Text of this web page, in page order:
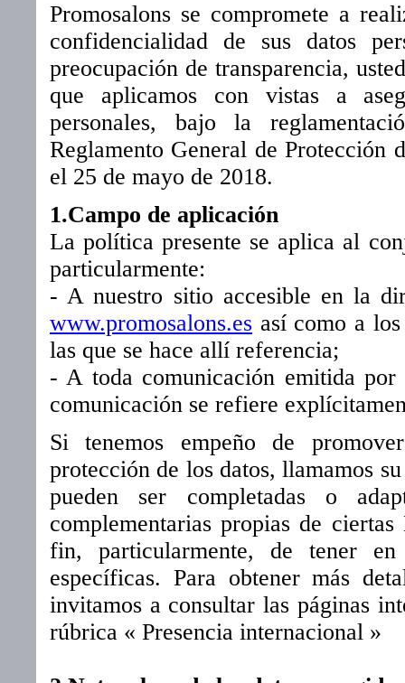
Promosalons se compromete a
confidencialidad de sus datos
preocupación de transparencia,
que aplicamos con vistas a
personales, bajo la
Reglamento General de Protección
el 25 de mayo de 2018.
1.Campo de aplicación
La política presente se aplica al
particularmente:
- A nuestro sitio accesible en la
www.promosalons.es así como a
las que se hace allí referencia;
- A toda comunicación emitida por
comunicación se refiere
Si tenemos empeño de
protección de los datos, llamamos
pueden ser completadas o
complementarias propias de
fin, particularmente, de tener en
específicas. Para obtener más
invitamos a consultar las páginas
rúbrica « Presencia internacional »